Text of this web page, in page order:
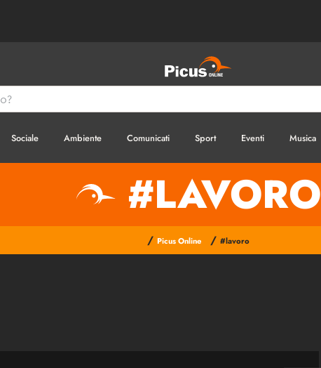
Sociale Ambiente Comunicati Sport Eventi Musica
#LAVORO
/ Picus Online / #lavoro